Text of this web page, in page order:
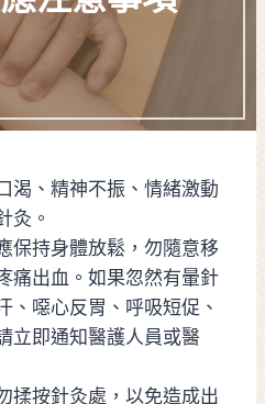
渴、精神不振、情緒激動
灸。
保持身體放鬆，勿隨意移
痛出血。如果忽然有暈針
、噁心反胃、呼吸短促、
立即通知醫護人員或醫
揉按針灸處，以免造成出